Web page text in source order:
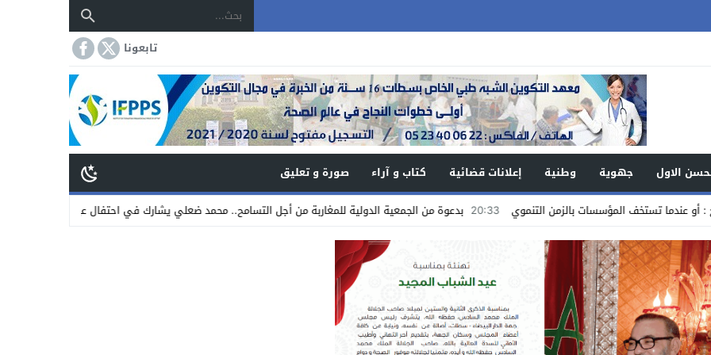
تابعونا
الاول جهوية وطنية إعلانات قضائية كتاب و آراء
صورة و تعليق
المؤسسات بالزمن التنموي 20:33 بدعوة من الجمعية الدولية للمغاربة من أجل التسامح.. محمد ضعلي يشارك في احتفال عيد العرش المجيد